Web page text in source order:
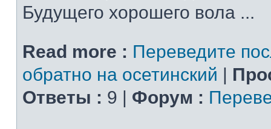
Будущего хорошего вола ...
Read more : Переведите
обратно на осетинский |
Ответы : 9 | Форум :